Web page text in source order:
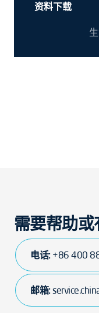
资料下载
需要帮助或
电话: +86 400
邮箱: